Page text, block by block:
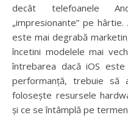
decât telefoanele
„impresionante” pe
este mai degrabă
încetini modelele mai
întrebarea dacă iOS
performanță, trebuie să
folosește resursele
și ce se întâmplă pe